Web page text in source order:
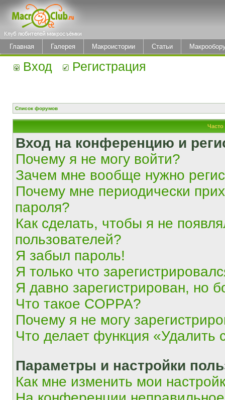
Главная Галерея Макроистории Статьи
Вход Регистрация
Список форумов
Вход на конференцию и
Почему я не могу войти?
Зачем мне вообще нужно
Почему мне периодически
пароля?
Как сделать, чтобы я не
пользователей?
Я забыл пароль!
Я только что
Я давно зарегистрирован, но
Что такое COPPA?
Почему я не могу
Что делает функция «Удалить
Параметры и настройки
Как мне изменить мои